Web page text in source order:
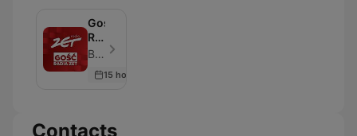
Gość
Radia
ZET
Beata Lubecka - Episode 215
15 hours ago
Contacts